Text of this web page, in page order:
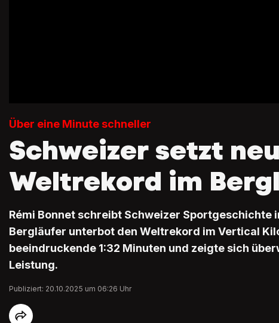
Über eine Minute schneller
Schweizer setzt
Weltrekord im
Rémi Bonnet schreibt Schweizer Sportgeschichte
Bergläufer unterbot den Weltrekord im Vertical
beeindruckende 1:32 Minuten und zeigte sich
Leistung.
Publiziert: 20.10.2025 um 06:26 Uhr